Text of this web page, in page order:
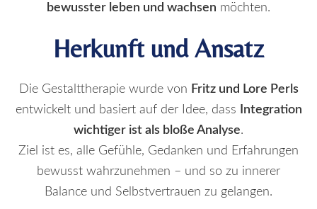
bewusster leben und wachsen möchten.
Herkunft und Ansatz
Die Gestalttherapie wurde von Fritz und Lore Perls
entwickelt und basiert auf der Idee, dass
Integration
wichtiger ist als bloße Analyse.
Ziel ist es, alle Gefühle, Gedanken und Erfahrungen
bewusst wahrzunehmen – und so zu innerer
Balance und Selbstvertrauen zu gelangen.